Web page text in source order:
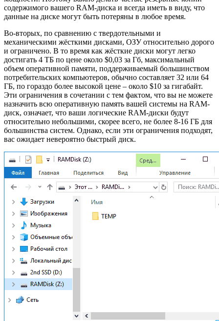
содержимого вашего RAM-диска и всегда иметь в виду, что
данные на диске могут быть потеряны в любое время.
Во-вторых, по сравнению с твердотельными и
механическими жёсткими дисками, ОЗУ относительно дорого
и ограничено. В то время как жёсткие диски могут легко
достигать 4 ТБ по цене около $0,03 за Гб, максимальный
объем оперативной памяти, поддерживаемый большинством
потребительских компьютеров, обычно составляет 32 или 64
ГБ, по гораздо более высокой цене – около $10 за гигабайт.
Эти ограничения в сочетании с тем фактом, что вы не можете
назначить всю оперативную память вашей системы на RAM-
диск, означает, что ваши логические RAM-диски будут
относительно небольшими, скорее всего, не более 8-16 ГБ для
большинства систем. Однако, если эти ограничения подходят,
вас ожидает невероятно быстрый диск.